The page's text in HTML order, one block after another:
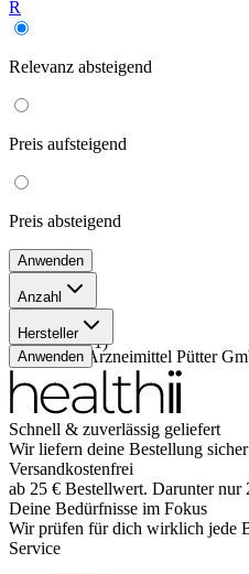
R
Relevanz absteigend
Preis aufsteigend
Preis absteigend
Anwenden
Anzahl
20x15 g( 1
50x15 g(1)
Hersteller
Medice Arzneimittel Pütter
Anwenden
Schnell & zuverlässig geliefert
Wir liefern deine Bestellung
Versandkostenfrei
ab 25 € Bestellwert. Darunter nur
Deine Bedürfnisse im Fokus
Wir prüfen für dich wirklich jede
Service